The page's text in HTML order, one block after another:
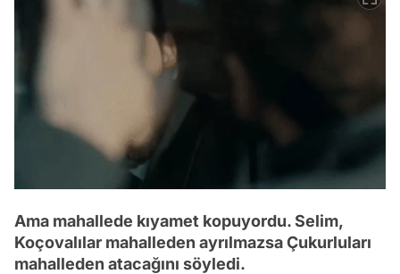
Ama mahallede kıyamet kopuyordu. Selim,
Koçovalılar mahalleden ayrılmazsa Çukurluları
mahalleden atacağını söyledi.